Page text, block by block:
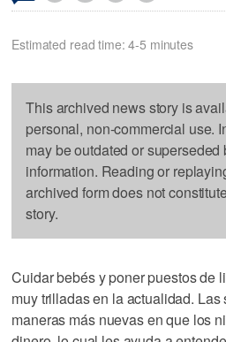
Estimated read time: 4-5 minutes
This archived news story is
personal, non-commercial use.
may be outdated or superseded
information. Reading or
archived form does not
story.
Cuidar bebés y poner puestos de
muy trilladas en la actualidad.
maneras más nuevas en que los